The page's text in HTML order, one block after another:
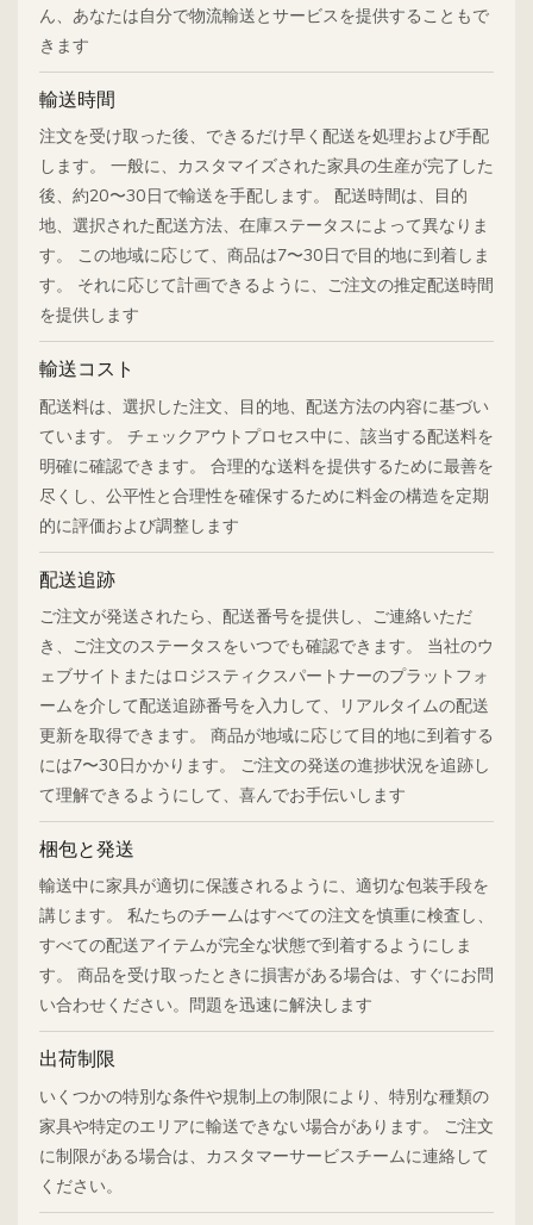
ん、あなたは自分で物流輸送とサービスを提供することもで
きます
輸送時間
注文を受け取った後、できるだけ早く配送を処理および手配
します。 一般に、カスタマイズされた家具の生産が完了した
後、約20〜30日で輸送を手配します。 配送時間は、目的
地、選択された配送方法、在庫ステータスによって異なりま
す。 この地域に応じて、商品は7〜30日で目的地に到着しま
す。 それに応じて計画できるように、ご注文の推定配送時間
を提供します
輸送コスト
配送料は、選択した注文、目的地、配送方法の内容に基づい
ています。 チェックアウトプロセス中に、該当する配送料を
明確に確認できます。 合理的な送料を提供するために最善を
尽くし、公平性と合理性を確保するために料金の構造を定期
的に評価および調整します
配送追跡
ご注文が発送されたら、配送番号を提供し、ご連絡いただ
き、ご注文のステータスをいつでも確認できます。 当社のウ
ェブサイトまたはロジスティクスパートナーのプラットフォ
ームを介して配送追跡番号を入力して、リアルタイムの配送
更新を取得できます。 商品が地域に応じて目的地に到着する
には7〜30日かかります。 ご注文の発送の進捗状況を追跡し
て理解できるようにして、喜んでお手伝いします
梱包と発送
輸送中に家具が適切に保護されるように、適切な包装手段を
講じます。 私たちのチームはすべての注文を慎重に検査し、
すべての配送アイテムが完全な状態で到着するようにしま
す。 商品を受け取ったときに損害がある場合は、すぐにお問
い合わせください。問題を迅速に解決します
出荷制限
いくつかの特別な条件や規制上の制限により、特別な種類の
家具や特定のエリアに輸送できない場合があります。 ご注文
に制限がある場合は、カスタマーサービスチームに連絡して
ください。